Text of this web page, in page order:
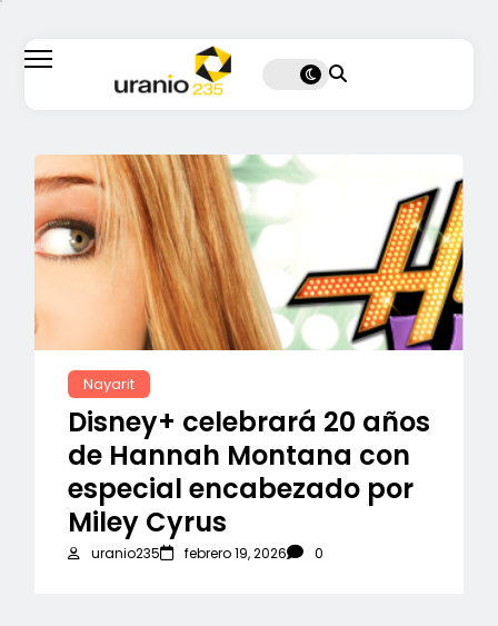
Nayarit
Disney+ celebrará 20 años
de Hannah Montana con
especial encabezado por
Miley Cyrus
uranio235 febrero 19, 2026 0